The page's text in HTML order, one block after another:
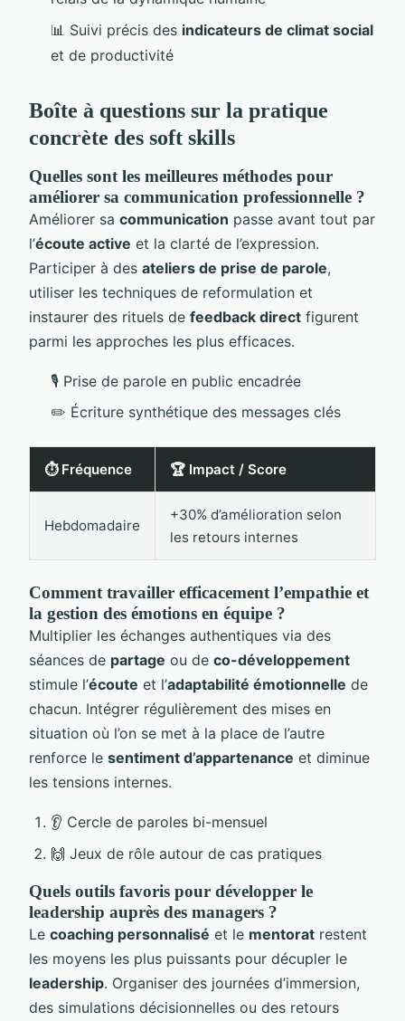
📊 Suivi précis des indicateurs de climat social
et de productivité
Boîte à questions sur la pratique
concrète des soft skills
Quelles sont les meilleures méthodes pour
améliorer sa communication professionnelle ?
Améliorer sa communication passe avant tout par
l’écoute active et la clarté de l’expression.
Participer à des ateliers de prise de parole,
utiliser les techniques de reformulation et
instaurer des rituels de feedback direct figurent
parmi les approches les plus efficaces.
🎙️ Prise de parole en public encadrée
✏️ Écriture synthétique des messages clés
⏱️ Fréquence 🏆 Impact / Score
Hebdomadaire
+30% d’amélioration selon
les retours internes
Comment travailler efficacement l’empathie et
la gestion des émotions en équipe ?
Multiplier les échanges authentiques via des
séances de partage ou de co-développement
stimule l’écoute et l’adaptabilité émotionnelle de
chacun. Intégrer régulièrement des mises en
situation où l’on se met à la place de l’autre
renforce le sentiment d’appartenance et diminue
les tensions internes.
👂 Cercle de paroles bi-mensuel
🙌 Jeux de rôle autour de cas pratiques
Quels outils favoris pour développer le
leadership auprès des managers ?
Le coaching personnalisé et le mentorat restent
les moyens les plus puissants pour décupler le
leadership. Organiser des journées d’immersion,
des simulations décisionnelles ou des retours